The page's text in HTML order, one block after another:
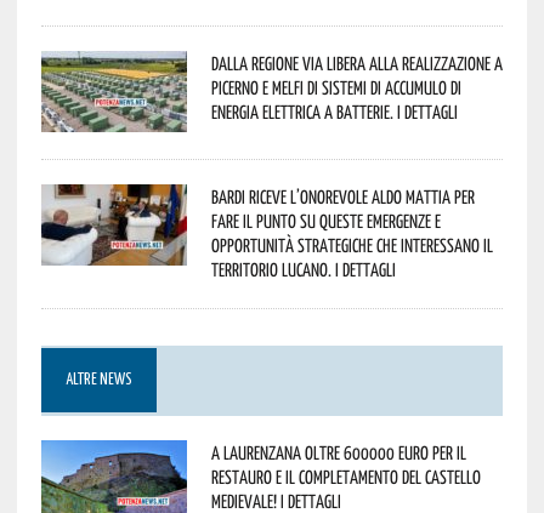
Dalla Regione via libera alla realizzazione a
Picerno e Melfi di sistemi di accumulo di
energia elettrica a batterie. I dettagli
Bardi riceve l’onorevole Aldo Mattia per
fare il punto su queste emergenze e
opportunità strategiche che interessano il
territorio lucano. I dettagli
ALTRE NEWS
A Laurenzana oltre 600000 euro per il
restauro e il completamento del Castello
Medievale! I dettagli